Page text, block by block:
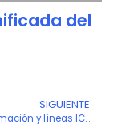
del
SIGUIENTE
Enlace información y líneas ICO-Covid-19